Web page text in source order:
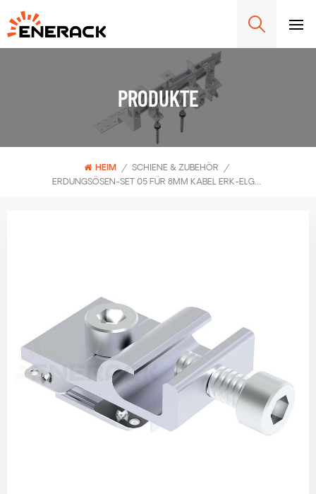
PRODUKTE
HEIM / SCHIENE & ZUBEHÖR
/
ERDUNGSÖSEN-SET 05 FÜR 8MM KABEL ERK-ELG-05